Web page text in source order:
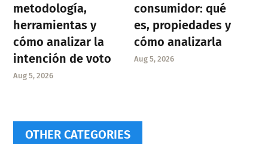
metodología,
herramientas y
cómo analizar la
intención de voto
Aug 5, 2026
consumidor: qué
es, propiedades y
cómo analizarla
Aug 5, 2026
OTHER CATEGORIES